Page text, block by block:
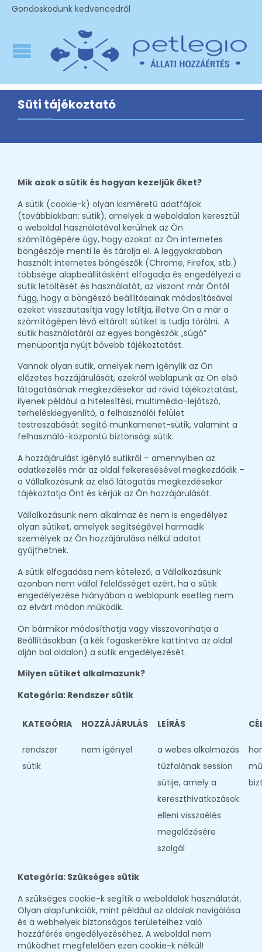
Gondoskodunk kedvencedről
Süti tájékoztató
Mik azok a sütik és hogyan kezeljük őket?
A sütik (cookie-k) olyan kisméretű adatfájlok
(továbbiakban: sütik), amelyek a weboldalon keresztül
a weboldal használatával kerülnek az Ön
számítógépére úgy, hogy azokat az Ön internetes
böngészője menti le és tárolja el. A leggyakrabban
használt internetes böngészők (Chrome, Firefox, stb.)
többsége alapbeállításként elfogadja és engedélyezi a
sütik letöltését és használatát, az viszont már Öntől
függ, hogy a böngésző beállításainak módosításával
ezeket visszautasítja vagy letiltja, illetve Ön a már a
számítógépen lévő eltárolt sütiket is tudja törölni. A
sütik használatáról az egyes böngészők „súgó”
menüpontja nyújt bővebb tájékoztatást.
Vannak olyan sütik, amelyek nem igénylik az Ön
előzetes hozzájárulását, ezekről weblapunk az Ön első
látogatásának megkezdésekor ad rövid tájékoztatást,
ilyenek például a hitelesítési, multimédia-lejátszó,
terheléskiegyenlítő, a felhasználói felület
testreszabását segítő munkamenet-sütik, valamint a
felhasználó-központú biztonsági sütik.
A hozzájárulást igénylő sütikről – amennyiben az
adatkezelés már az oldal felkeresésével megkezdődik –
a Vállalkozásunk az első látogatás megkezdésekor
tájékoztatja Önt és kérjük az Ön hozzájárulását.
Vállalkozásunk nem alkalmaz és nem is engedélyez
olyan sütiket, amelyek segítségével harmadik
személyek az Ön hozzájárulása nélkül adatot
gyűjthetnek.
A sütik elfogadása nem kötelező, a Vállalkozásunk
azonban nem vállal felelősséget azért, ha a sütik
engedélyezése hiányában a weblapunk esetleg nem
az elvárt módon működik.
Ön bármikor módosíthatja vagy visszavonhatja a
Beállításokban (a kék fogaskerékre kattintva az oldal
alján bal oldalon) a sütik engedélyezését.
Milyen sütiket alkalmazunk?
Kategória: Rendszer sütik
KATEGÓRIA HOZZÁJÁRULÁS LEÍRÁS
rendszer
sütik
nem igényel
a webes alkalmazás
tűzfalának session
sütije, amely a
kereszthivatkozások
elleni visszaélés
megelőzésére
szolgál
Kategória: Szükséges sütik
A szükséges cookie-k segítik a weboldalak használatát.
Olyan alapfunkciók, mint például az oldalak navigálása
és a webhelyek biztonságos területeihez való
hozzáférés engedélyezéséhez. A weboldal nem
működhet megfelelően ezen cookie-k nélkül!